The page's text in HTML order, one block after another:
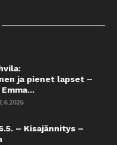
ja pienet lapset –
– Kisajännitys –